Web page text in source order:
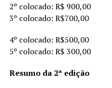
2º colocado: R$ 900,00
3º colocado: R$700,00
4º colocado: R$500,00
5º colocado: R$ 300,00
Resumo da 2ª edição